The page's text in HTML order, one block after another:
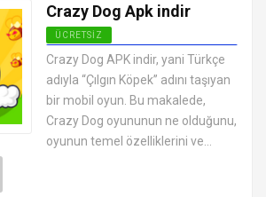
Crazy Dog Apk indir
ÜCRETSIZ
EN İYI ANDROID APK OYUNLARI
ÜCRETSIZ
Crazy Dog APK indir, yani Türkçe
adıyla “Çılgın Köpek” adını taşıyan
bir mobil oyun. Bu makalede,
Crazy Dog oyununun ne olduğunu,
oyunun temel özelliklerini ve...